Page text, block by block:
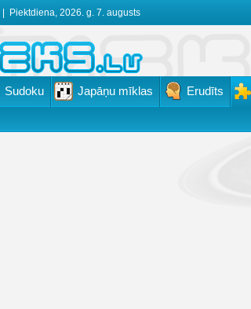
Piektdiena, 2026. g. 7. augusts
Sudoku Japāņu mīklas Erudīts